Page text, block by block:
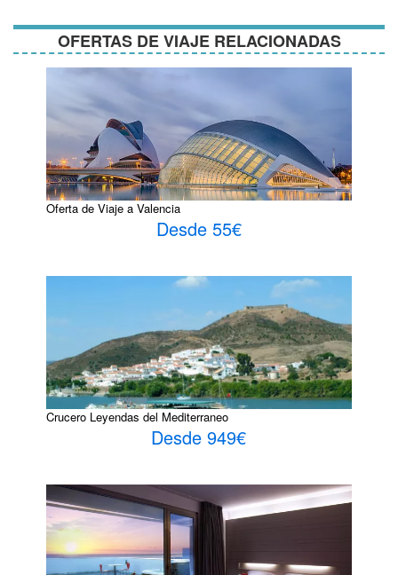
OFERTAS DE VIAJE RELACIONADAS
Oferta de Viaje a Valencia
Desde 55€
Crucero Leyendas del Mediterraneo
Desde 949€